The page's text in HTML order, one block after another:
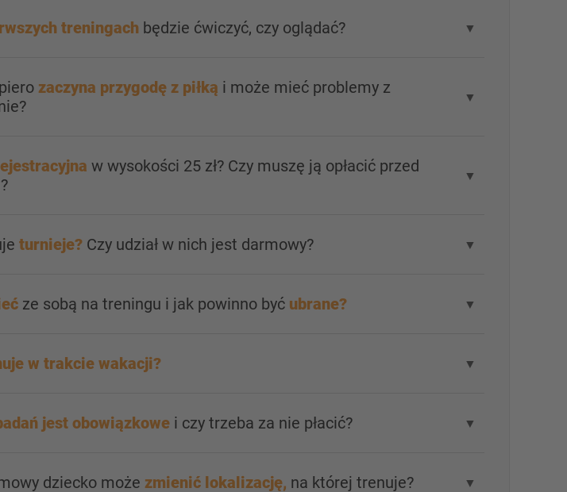
treningachbędzie ćwiczyć, czy oglądać? ▼
zaczyna przygodę z piłką i może mieć problemy z
▼
w wysokości 25 zł? Czy muszę ją opłacić przed
▼
turnieje?Czy udział w nich jest darmowy? ▼
ze sobą na treningu i jak powinno być ubrane? ▼
w trakcie wakacji? ▼
jest obowiązkowei czy trzeba za nie płacić? ▼
dziecko może zmienić lokalizację, na której trenuje? ▼